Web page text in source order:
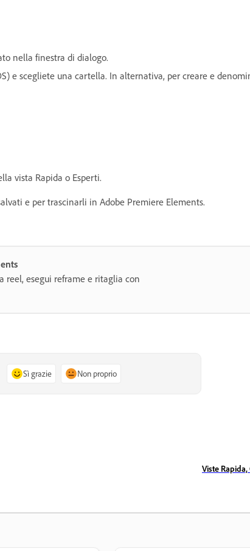
nella finestra di dialogo.
e scegliete una cartella. In alternativa, per creare e
vista Rapida o Esperti.
e per trascinarli in Adobe Premiere Elements.
reel, esegui reframe e ritaglia con
Sì grazie Non proprio
Viste